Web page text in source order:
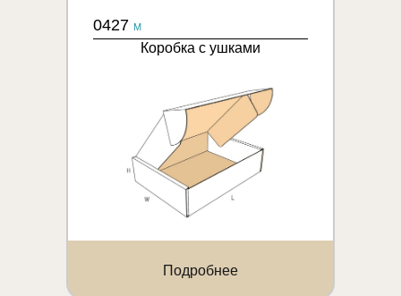
0427 M
Коробка с ушками
Подробнее